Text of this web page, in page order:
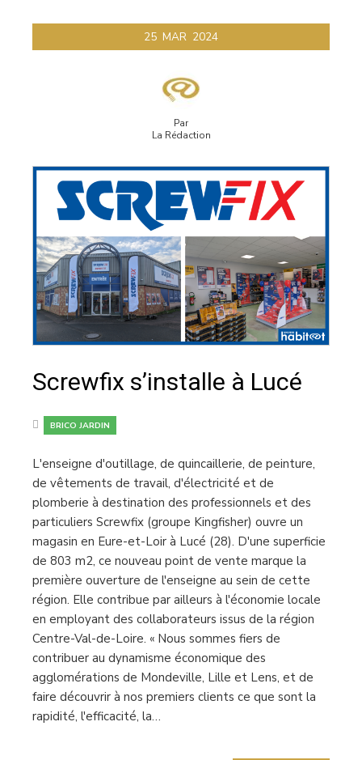
25 MAR 2024
Par
La Rédaction
Screwfix s’installe à Lucé
BRICO JARDIN
L'enseigne d'outillage, de quincaillerie, de peinture,
de vêtements de travail, d'électricité et de
plomberie à destination des professionnels et des
particuliers Screwfix (groupe Kingfisher) ouvre un
magasin en Eure-et-Loir à Lucé (28). D'une superficie
de 803 m2, ce nouveau point de vente marque la
première ouverture de l'enseigne au sein de cette
région. Elle contribue par ailleurs à l'économie locale
en employant des collaborateurs issus de la région
Centre-Val-de-Loire. « Nous sommes fiers de
contribuer au dynamisme économique des
agglomérations de Mondeville, Lille et Lens, et de
faire découvrir à nos premiers clients ce que sont la
rapidité, l'efficacité, la…